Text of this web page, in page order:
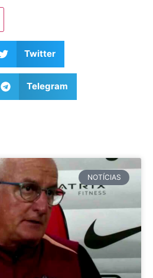
Twitter
Telegram
NOTÍCIAS